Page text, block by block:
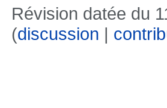
Révision datée du
(discussion |